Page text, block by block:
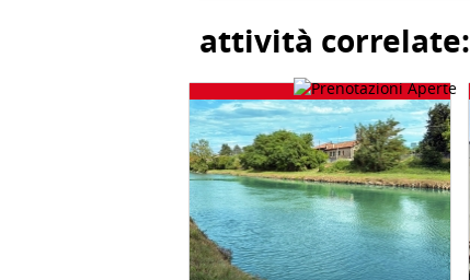
attività correlate: